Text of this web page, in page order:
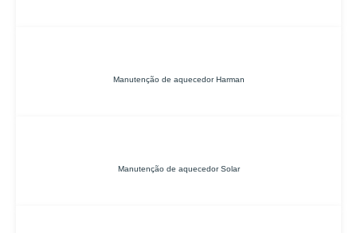
Manutenção de aquecedor Harman
Manutenção de aquecedor Solar